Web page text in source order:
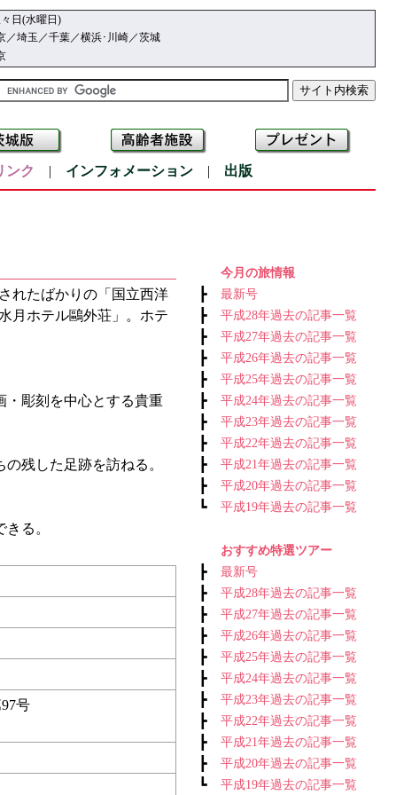
日(水曜日)
／埼玉／千葉／横浜･川崎／茨城
ンク | インフォメーション| 出版
れたばかりの「国立西洋
月ホテル鷗外荘」。ホテ
・彫刻を中心とする貴重
残した足跡を訪ねる。
る。
号
今月の旅情報
┣ 最新号
┣ 平成28年過去の記事一覧
┣ 平成27年過去の記事一覧
┣ 平成26年過去の記事一覧
┣ 平成25年過去の記事一覧
┣ 平成24年過去の記事一覧
┣ 平成23年過去の記事一覧
┣ 平成22年過去の記事一覧
┣ 平成21年過去の記事一覧
┣ 平成20年過去の記事一覧
┗ 平成19年過去の記事一覧
おすすめ特選ツアー
┣ 最新号
┣ 平成28年過去の記事一覧
┣ 平成27年過去の記事一覧
┣ 平成26年過去の記事一覧
┣ 平成25年過去の記事一覧
┣ 平成24年過去の記事一覧
┣ 平成23年過去の記事一覧
┣ 平成22年過去の記事一覧
┣ 平成21年過去の記事一覧
┣ 平成20年過去の記事一覧
┗ 平成19年過去の記事一覧